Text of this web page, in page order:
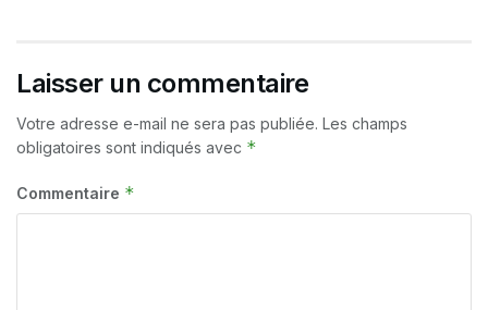
Laisser un commentaire
Votre adresse e-mail ne sera pas publiée. Les champs
obligatoires sont indiqués avec *
Commentaire *